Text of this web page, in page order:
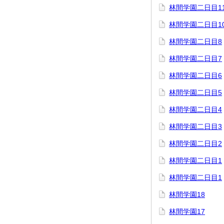
林間学園二日目
林間学園二日目
林間学園二日目8
林間学園二日目7
林間学園二日目6
林間学園二日目5
林間学園二日目4
林間学園二日目3
林間学園二日目2
林間学園二日目1
林間学園二日目1
林間学園18
林間学園17